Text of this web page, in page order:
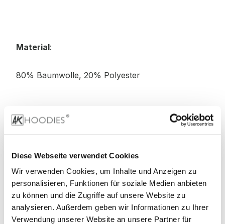
Diese Webseite verwendet Cookies
Wir verwenden Cookies, um Inhalte und Anzeigen zu
personalisieren, Funktionen für soziale Medien anbieten
zu können und die Zugriffe auf unsere Website zu
analysieren. Außerdem geben wir Informationen zu Ihrer
Verwendung unserer Website an unsere Partner für
Material:
80% Baumwolle, 20% Polyester
Zertifizierungen:
faire Arbeitsbedingungen